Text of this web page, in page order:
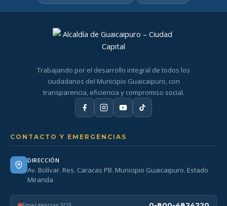
Trabajando por el desarrollo integral de todos los
ciudadanos del Municipio Guaicaipuro, con
transparencia, eficiencia y compromiso social.
CONTACTO Y EMERGENCIAS
DIRECCIÓN
Av. Bolívar. Res. Caracas PB. Municipio Guaicaipuro. Estado
Miranda